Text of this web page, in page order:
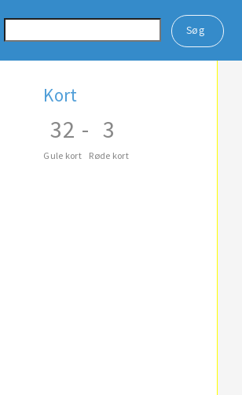
Kort
32
Gule kort
- 3
Røde kort